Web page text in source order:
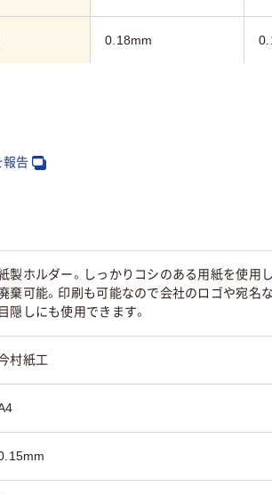
0.18mm
報告
製ホルダー。しっかりコシのある用紙を使用
棄可能。印刷も可能なので会社のロゴや宛名
目隠しにも使用できます。
村紙工